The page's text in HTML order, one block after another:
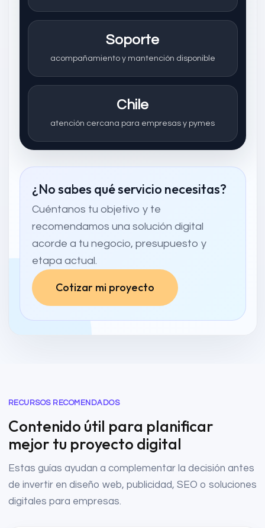
Soporte
acompañamiento y mantención disponible
Chile
atención cercana para empresas y pymes
¿No sabes qué servicio necesitas?
Cuéntanos tu objetivo y te
recomendamos una solución digital
acorde a tu negocio, presupuesto y
etapa actual.
Cotizar mi proyecto
RECURSOS RECOMENDADOS
Contenido útil para planificar
mejor tu proyecto digital
Estas guías ayudan a complementar la decisión antes
de invertir en diseño web, publicidad, SEO o soluciones
digitales para empresas.